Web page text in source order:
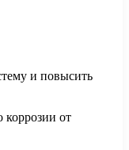
и повысить
коррозии от